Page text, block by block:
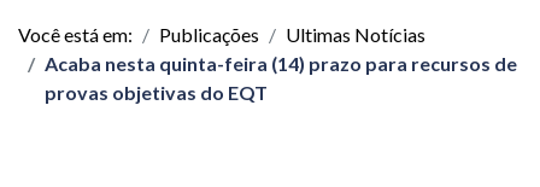
Você está em: Publicações
Ultimas Notícias
Acaba nesta quinta-feira (14) prazo para recursos de
provas objetivas do EQT